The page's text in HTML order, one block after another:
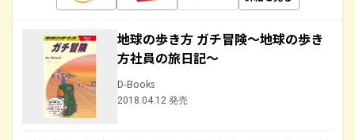
地球の歩き方 ガチ冒険～地球の歩き
方社員の旅日記～
D-Books
2018.04.12 発売